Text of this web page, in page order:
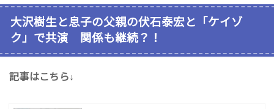
大沢樹生と息子の父親の伏石泰宏と「ケイゾ
ク」で共演 関係も継続？！
記事はこちら↓